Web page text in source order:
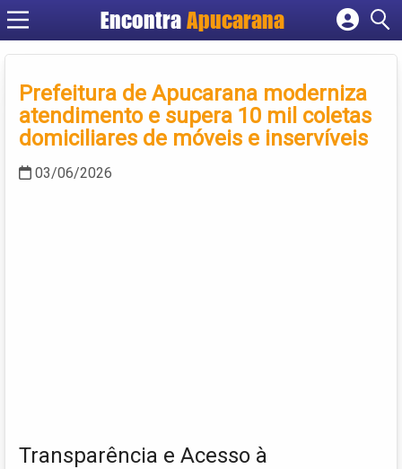
Encontra Apucarana
Cadastrar empresa
Criar conta
Prefeitura de Apucarana moderniza
atendimento e supera 10 mil coletas
domiciliares de móveis e inservíveis
03/06/2026
Transparência e Acesso à